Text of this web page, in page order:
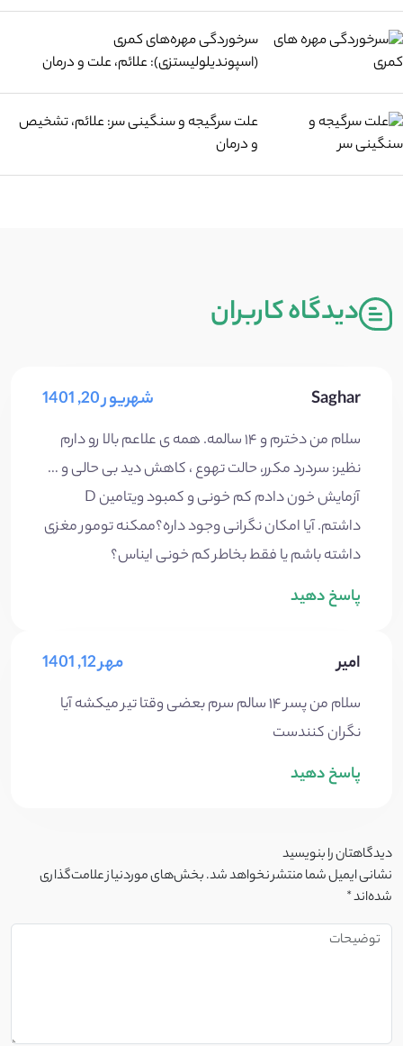
سرخوردگی مهره‌های کمری
(اسپوندیلولیستزی): علائم، علت و درمان
علت سرگیجه و سنگینی سر: علائم، تشخیص
و درمان
دیدگاه کاربران
Saghar شهریور 20, 1401
سلام من دخترم و ۱۴ سالمه. همه ی علاعم بالا رو دارم
نظیر: سردرد مکرر، حالت تهوع ، کاهش دید بی حالی و …
آزمایش خون دادم کم خونی و کمبود ویتامین D
داشتم. آیا امکان نگرانی وجود داره؟ممکنه تومور مغزی
داشته باشم یا فقط بخاطر کم خونی ایناس؟
پاسخ دهید
امیر مهر 12, 1401
سلام من پسر ۱۴ سالم سرم بعضی وقتا تیر میکشه آیا
نگران کنندست
پاسخ دهید
دیدگاهتان را بنویسید
نشانی ایمیل شما منتشر نخواهد شد.بخش‌های موردنیاز علامت‌گذاری
شده‌اند*